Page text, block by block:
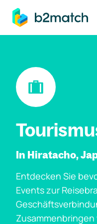
springen
In Hiratacho,
Entdecken Sie
Events zur